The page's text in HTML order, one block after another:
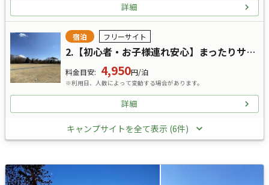
詳細
宿泊 フリーサイト
2.【初心者・お子様連れ安心】まったりサイト｜繁忙期 （高校生は「子供」中学生以下は「幼児」を選択）
料金目安: 4,950円/泊
※利用日、人数によって変動する場合があります。
詳細
キャンプサイトを全て表示 (6件)